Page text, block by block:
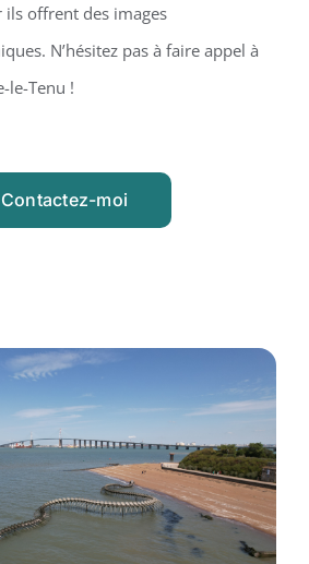
offrent des images
N’hésitez pas à faire appel à
le-Tenu !
Contactez-moi